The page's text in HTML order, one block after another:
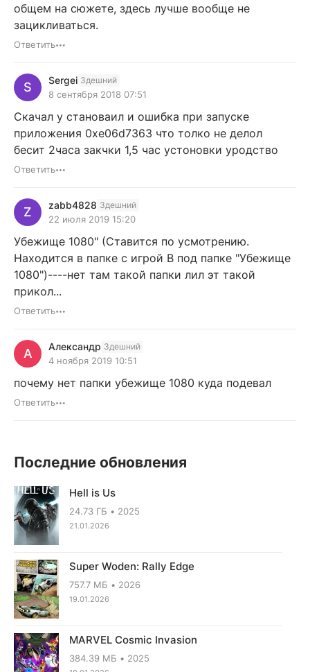
общем на сюжете, здесь лучше вообще не
зацикливаться.
Ответить
S Sergei Здешний
8 сентября 2018 07:51
Скачал у становаил и ошибка при запуске
приложения 0xe06d7363 что толко не делол
бесит 2часа закчки 1,5 час устоновки уродство
Ответить
Z zabb4828 Здешний
22 июля 2019 15:20
Убежище 1080" (Ставится по усмотрению.
Находится в папке с игрой В под папке "Убежище
1080")----нет там такой папки лил эт такой
прикол...
Ответить
А Александр Здешний
4 ноября 2019 10:51
почему нет папки убежище 1080 куда подевал
Ответить
Последние обновления
Hell is Us
24.73 ГБ 2025
21.01.2026
Super Woden: Rally Edge
757.7 МБ 2026
19.01.2026
MARVEL Cosmic Invasion
384.39 МБ 2025